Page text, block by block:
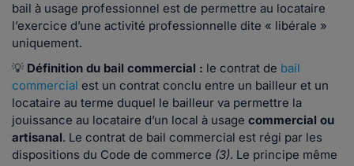
bail à usage professionnel est de permettre au locataire
l’exercice d’une activité professionnelle dite « libérale »
uniquement.
💡 Définition du bail commercial : le contrat de bail
commercial est un contrat conclu entre un bailleur et un
locataire au terme duquel le bailleur va permettre la
jouissance au locataire d’un local à usage commercial ou
artisanal. Le contrat de bail commercial est régi par les
dispositions du Code de commerce (3). Le principe même